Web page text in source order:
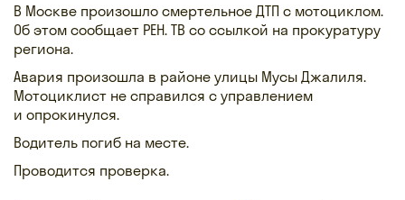
В Москве произошло смертельное ДТП с мотоциклом.
Об этом сообщает РЕН. ТВ со ссылкой на прокуратуру
региона.
Авария произошла в районе улицы Мусы Джалиля.
Мотоциклист не справился с управлением
и опрокинулся.
Водитель погиб на месте.
Проводится проверка.